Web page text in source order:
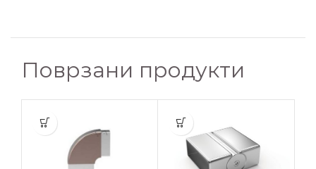
Поврзани продукти